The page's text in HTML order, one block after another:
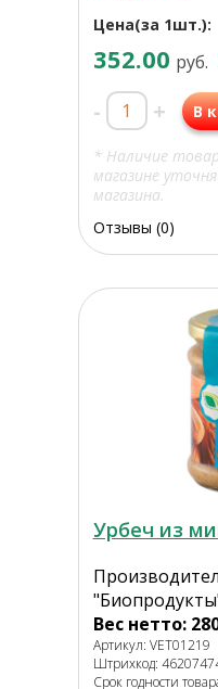
Цена(за 1шт.):
352.00 руб.
- + В
* Наличие
магазине
магазина.
Отзывы (0)
Урбеч из
Вес нетто:
Артикул: VET01219
Штрихкод:
Срок годности